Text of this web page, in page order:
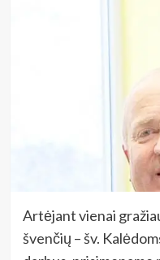
Artėjant vienai
švenčių – šv.